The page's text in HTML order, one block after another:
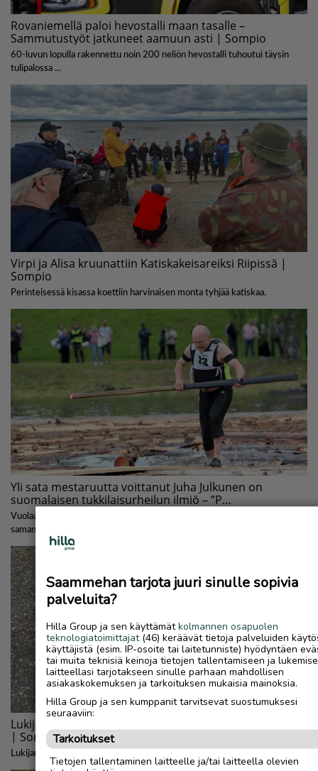
Saammehan tarjota juuri sinulle sopivia
palveluita?
Hilla Group ja sen käyttämätkolmannen osapuolen
teknologiatoimittajat(46) keräävät tietoja palveluiden
käyttäjistä (esim. IP-osoite tai laitetunniste) hyödyntäen
tai muita teknisiä keinoja tietojen tallentamiseen ja
laitteellasi tarjotakseen sinulle parhaan mahdollisen
asiakaskokemuksen ja tarkoituksen mukaisia mainoksia.
Hilla Group ja sen kumppanit tarvitsevat suostumuksesi
seuraaviin:
Tarkoitukset
Tietojen tallentaminen laitteelle ja/tai laitteella olevien